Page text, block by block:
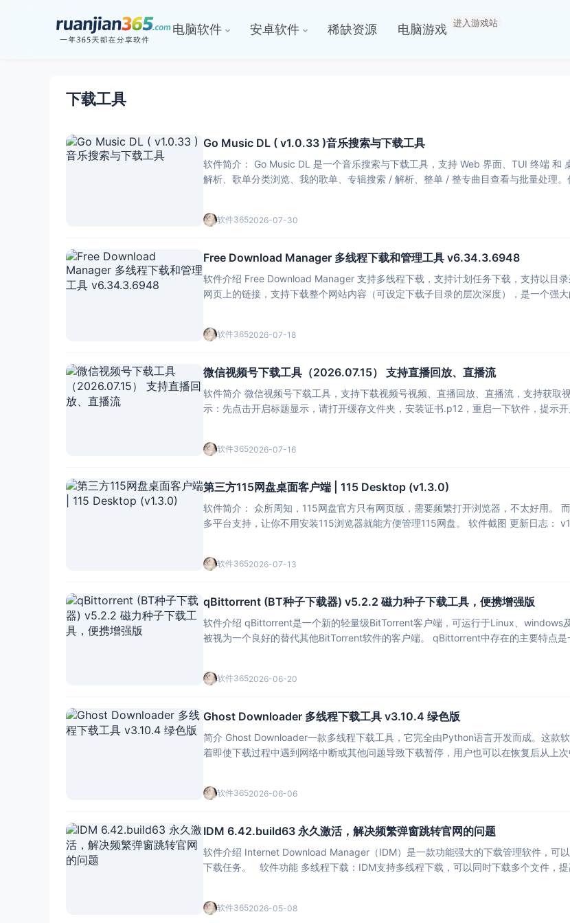
电脑软件 安卓软件 稀缺资源 电脑游戏 进入游戏站
下载工具
Go Music DL ( v1.0.33 )音乐搜索与下载工具
软件简介： Go Music DL 是一个音乐搜索与下载工具，支持 Web 界面、TUI 终端
解析、歌单分类浏览、我的歌单、专辑搜索 / 解析、整单 / 整专曲目查看与批量处理
软件3652026-07-30
Free Download Manager 多线程下载和管理工具 v6.34.3.6948
软件介绍 Free Download Manager 支持多线程下载，支持计划任务下载，支持以目
网页上的链接，支持下载整个网站内容（可设定下载子目录的层次深度），是一个强
软件3652026-07-18
微信视频号下载工具（2026.07.15） 支持直播回放、直播流
软件简介 微信视频号下载工具，支持下载视频号视频、直播回放、直播流，支持获取视频下载链接、自
软件3652026-07-16
第三方115网盘桌面客户端 | 115 Desktop (v1.3.0)
软件简介： 众所周知，115网盘官方只有网页版，需要频繁打开浏览器，不太好用。 而115 Desktop 是一款第三方 115 桌面客户端软件，简洁美观，拥有
多平台支持，让你不用安装115浏览器就能方便管理115
软件3652026-07-13
qBittorrent (BT种子下载器) v5.2.2 磁力种子下载工具，便携增强版
软件介绍 qBittorrent是一个新的轻量级BitTorrent客户端，可运行于Linux、windows
被视为一个良好的替代其他BitTorrent软件的客户端。 qBittorrent中存在的主要特点
软件3652026-06-20
Ghost Downloader 多线程下载工具 v3.10.4 绿色版
简介 Ghost Downloader一款多线程下载工具，它完全由Python语言开发而成。这款
着即使下载过程中遇到网络中断或其他问题导致下载暂停，用户也可以在恢复后从上
软件3652026-06-06
IDM 6.42.build63 永久激活，解决频繁弹窗跳转官网的问题
软件介绍 Internet Download Manager（IDM）是一款功能强大的下载管理软件，可
下载任务。 软件功能 多线程下载：IDM支持多线程下载，可以同时下载多个文件
软件3652026-05-08